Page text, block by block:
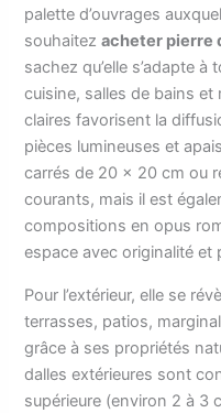
palette d’ouvrages
souhaitezacheter pierre
sachez qu’elle s’adapte
cuisine, salles de bains
claires favorisent la
pièces lumineuses et
carrés de 20 × 20 cm ou
courants, mais il est
compositions en opus
espace avec originalité et
Pour l’extérieur, elle se
terrasses, patios,
grâce à ses propriétés
dalles extérieures sont
supérieure (environ 2 à 3